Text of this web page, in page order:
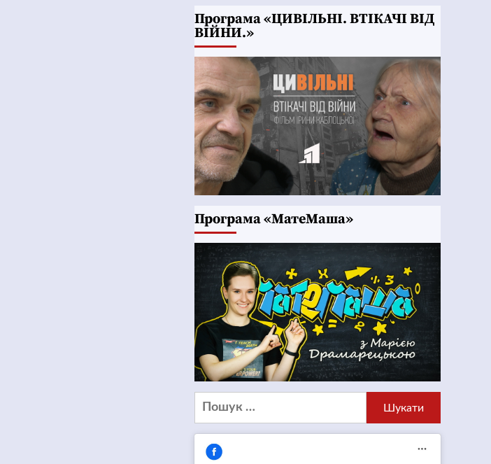
Програма «ЦИВІЛЬНІ. ВТІКАЧІ ВІД
ВІЙНИ.»
Програма «МатеМаша»
Пошук: